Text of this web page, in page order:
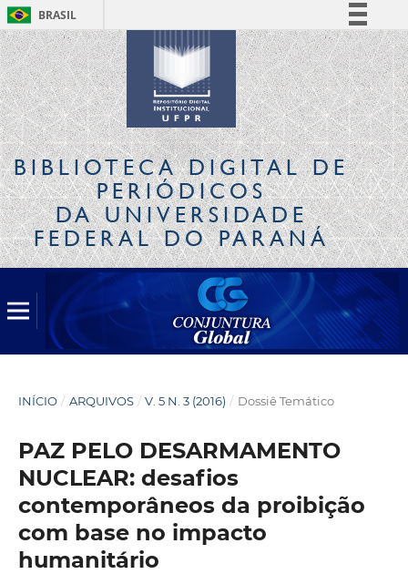
BRASIL
Simplifique!
Comunica BR
Participe
Acesso à informação
Legislação
Canais
BIBLIOTECA DIGITALDE
PERIÓDICOS
DA UNIVERSIDADE
FEDERAL DO PARANÁ
INÍCIO / ARQUIVOS / V. 5 N. 3 (2016) / Dossiê Temático
PAZ PELO DESARMAMENTO
NUCLEAR: desafios
contemporâneos da proibição
com base no impacto
humanitário